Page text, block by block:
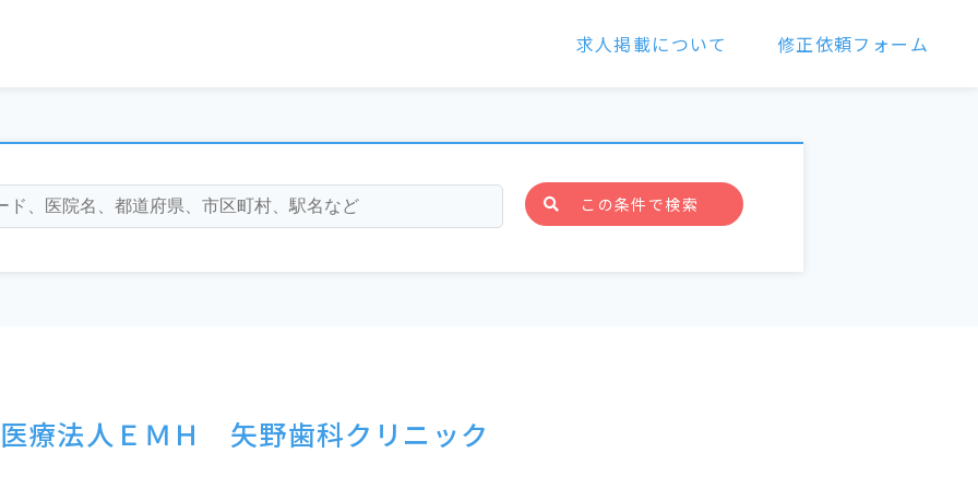
求人掲載について 修正依頼フォーム
この条件で検索
医療法人ＥＭＨ 矢野歯科クリニック